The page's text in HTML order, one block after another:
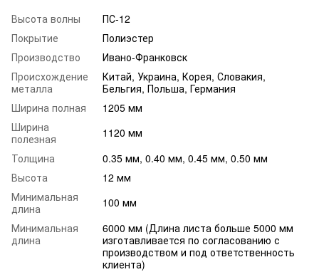
Высота волны
ПС-12
Покрытие
Полиэстер
Производство
Ивано-Франковск
Происхождение
металла
Китай, Украина, Корея, Словакия,
Бельгия, Польша, Германия
Ширина полная
1205 мм
Ширина
полезная
1120 мм
Толщина
0.35 мм, 0.40 мм, 0.45 мм, 0.50 мм
Высота
12 мм
Минимальная
длина
100 мм
Минимальная
длина
6000 мм (Длина листа больше 5000 мм
изготавливается по согласованию с
производством и под ответственность
клиента)